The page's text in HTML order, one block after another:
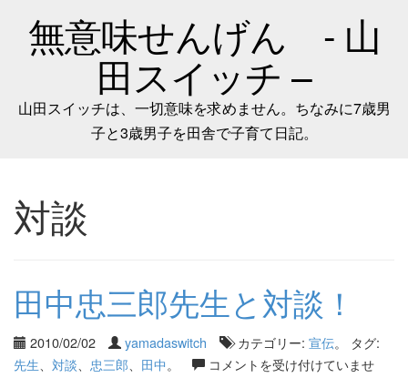
無意味せんげん - 山
田スイッチ –
山田スイッチは、一切意味を求めません。ちなみに7歳男
子と3歳男子を田舎で子育て日記。
対談
田中忠三郎先生と対談！
2010/02/02 yamadaswitch カテゴリー: 宣伝。 タグ:
先生
対談 忠三郎 田中。
コメントを受け付けていませ